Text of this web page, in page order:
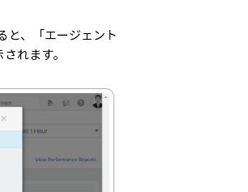
と、「エージェント
れます。